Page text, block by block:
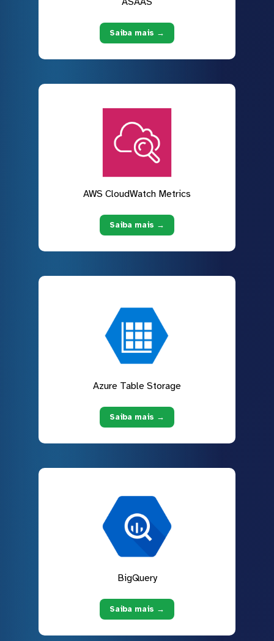
Saiba mais →
AWS CloudWatch Metrics
Saiba mais →
Azure Table Storage
Saiba mais →
BigQuery
Saiba mais →